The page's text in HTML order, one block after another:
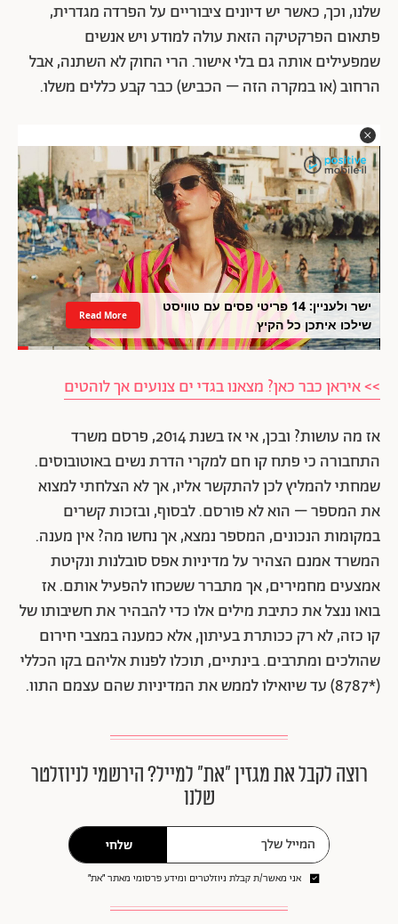
שלנו, וכך, כאשר יש דיונים ציבוריים על הפרדה מגדרית,
פתאום הפרקטיקה הזאת עולה למודע ויש אנשים
שמפעילים אותה גם בלי אישור. הרי החוק לא השתנה, אבל
הרחוב (או במקרה הזה – הכביש) כבר קבע כללים משלו.
ישר ולעניין: 14 פריטי פסים עם טוויסט
שילכו איתכן כל הקיץ
Read More
>> איראן כבר כאן? מצאנו בגדי ים צנועים אך לוהטים
אז מה עושות? ובכן, אי אז בשנת 2014, פרסם משרד
התחבורה כי פתח קו חם למקרי הדרת נשים באוטובוסים.
שמחתי להמליץ לכן להתקשר אליו, אך לא הצלחתי למצוא
את המספר – הוא לא פורסם. לבסוף, ובזכות קשרים
במקומות הנכונים, המספר נמצא, אך נחשו מה? אין מענה.
המשרד אמנם הצהיר על מדיניות אפס סובלנות ונקיטת
אמצעים מחמירים, אך מתברר ששכחו להפעיל אותם. אז
בואו ננצל את כתיבת מילים אלו כדי להבהיר את חשיבותו של
קו כזה, לא רק ככותרת בעיתון, אלא כמענה במצבי חירום
שהולכים ומתרבים. בינתיים, תוכלו לפנות אליהם בקו הכללי
(*8787) עד שיואילו לממש את המדיניות שהם עצמם התוו.
רוצה לקבל את מגזין ״את״ למייל? הירשמי לניוזלטר
שלנו
שלחי
אני מאשר/ת קבלת ניוזלטרים ומידע פרסומי מאתר ״את״